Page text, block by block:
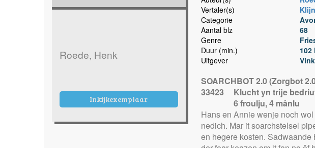
Roede, Henk
Inkijkexemplaar
Vertaler(s)
Categorie
Aantal blz
68
Genre
Duur (min.)
102
Uitgever
Vink
SOARCHBOT 2.0 (Zorgbot
33423
Klucht yn trije
6 froulju, 4 mânlu
Hans en Annie wenje noch
nedich. Mar it soarchstelsel
en hegere kosten. Sadwaande